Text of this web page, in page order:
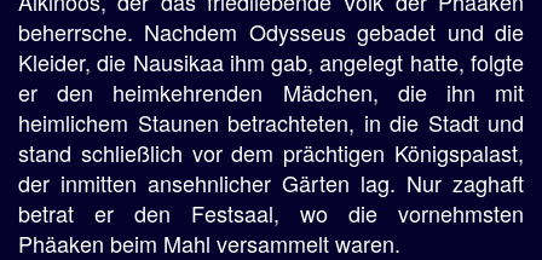
beherrsche. Nachdem Odysseus gebadet und die
Kleider, die Nausikaa ihm gab, angelegt hatte, folgte
er den heimkehrenden Mädchen, die ihn mit
heimlichem Staunen betrachteten, in die Stadt und
stand schließlich vor dem prächtigen Königspalast,
der inmitten ansehnlicher Gärten lag. Nur zaghaft
betrat er den Festsaal, wo die vornehmsten
Phäaken beim Mahl versammelt waren.